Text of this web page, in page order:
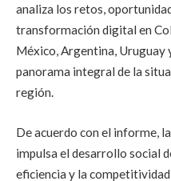
analiza los retos,
transformación digital en
México, Argentina, Uruguay
panorama integral de la
región.
De acuerdo con el informe,
impulsa el desarrollo social
eficiencia y la competitividad